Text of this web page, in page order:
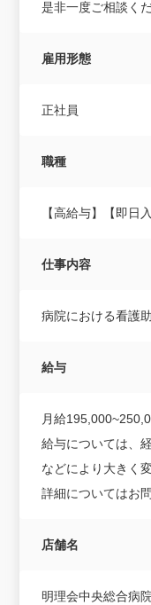
是非一度ご相談くだ
雇用形態
正社員
職種
【高給与】【即日
仕事内容
病院における看護
給与
月給
給与については、
などにより大きく
詳細についてはお
店舗名
明理会中央総合病院